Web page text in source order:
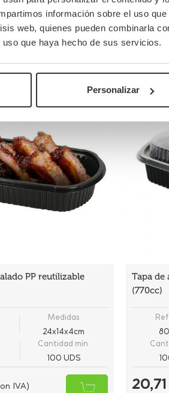
información sobre el uso
web, quienes pueden combinarla
que haya hecho de sus servicios.
Personalizar
IVA)
PP reutilizable
Medidas
24x14x4cm
Cantidad mín.
100 UDS
IVA)
Tapa de
(770cc)